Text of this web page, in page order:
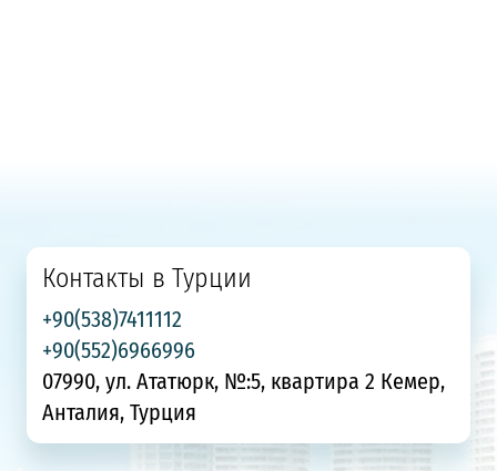
Контакты в Турции
+90(538)7411112
+90(552)6966996
07990, ул. Ататюрк, №:5, квартира 2 Кемер,
Анталия, Турция